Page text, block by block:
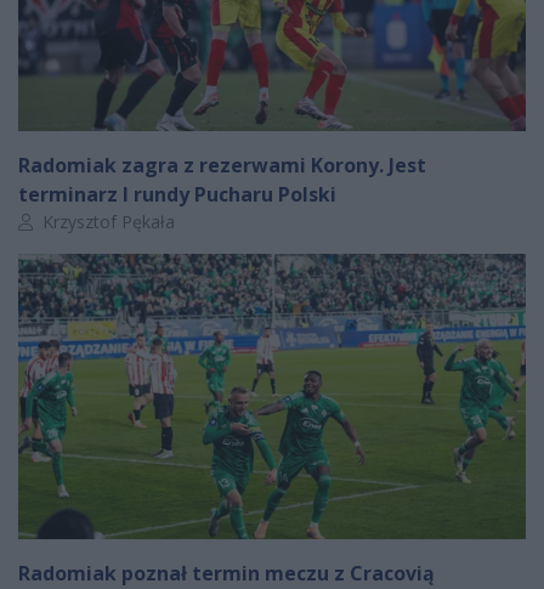
Radomiak zagra z rezerwami Korony. Jest
terminarz I rundy Pucharu Polski
Autor artykułu:
Krzysztof Pękała
Radomiak poznał termin meczu z Cracovią